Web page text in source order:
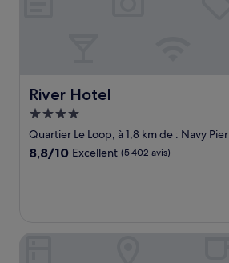
River Hotel
River Hotel
Hébergement
4.0 étoiles
Quartier Le Loop, à 1,8 km de : Navy Pier
8.8
8,8/10 Excellent (5 402 avis)